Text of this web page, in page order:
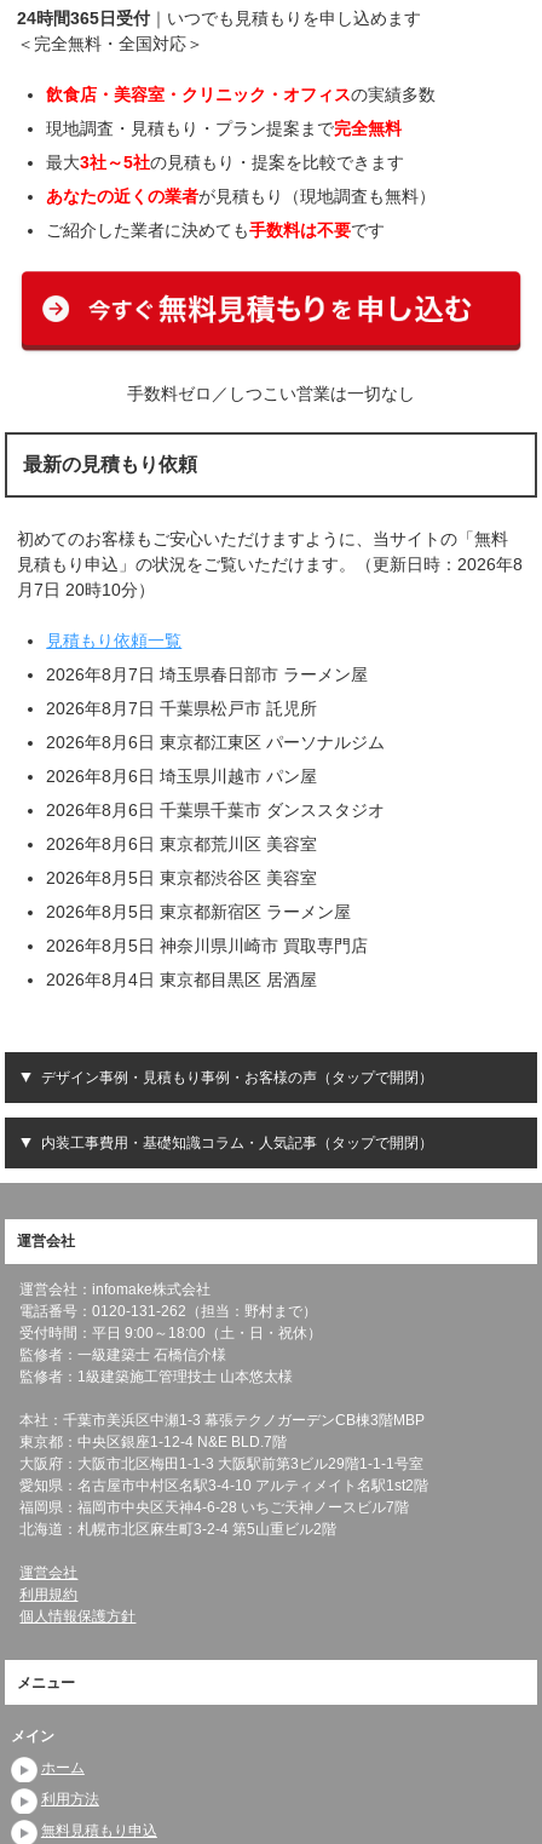
24時間365日受付 ｜いつでも見積もりを申し込めます
＜完全無料・全国対応＞
飲食店・美容室・クリニック・オフィスの実績多数
現地調査・見積もり・プラン提案まで完全無料
最大3社～5社の見積もり・提案を比較できます
あなたの近くの業者が見積もり（現地調査も無料）
ご紹介した業者に決めても手数料は不要です
手数料ゼロ／しつこい営業は一切なし
最新の見積もり依頼
初めてのお客様もご安心いただけますように、当サイトの「無料
見積もり申込」の状況をご覧いただけます。（更新日時：2026年8
月7日 20時10分）
見積もり依頼一覧
2026年8月7日 埼玉県春日部市 ラーメン屋
2026年8月7日 千葉県松戸市 託児所
2026年8月6日 東京都江東区 パーソナルジム
2026年8月6日 埼玉県川越市 パン屋
2026年8月6日 千葉県千葉市 ダンススタジオ
2026年8月6日 東京都荒川区 美容室
2026年8月5日 東京都渋谷区 美容室
2026年8月5日 東京都新宿区 ラーメン屋
2026年8月5日 神奈川県川崎市 買取専門店
2026年8月4日 東京都目黒区 居酒屋
デザイン事例・見積もり事例・お客様の声（タップで開閉）
内装工事費用・基礎知識コラム・人気記事（タップで開閉）
運営会社
運営会社：infomake株式会社
電話番号：0120-131-262（担当：野村まで）
受付時間：平日 9:00～18:00（土・日・祝休）
監修者：一級建築士 石橋信介様
監修者：1級建築施工管理技士 山本悠太様
本社：千葉市美浜区中瀬1-3 幕張テクノガーデンCB棟3階MBP
東京都：中央区銀座1-12-4 N&E BLD.7階
大阪府：大阪市北区梅田1-1-3 大阪駅前第3ビル29階1-1-1号室
愛知県：名古屋市中村区名駅3-4-10 アルティメイト名駅1st2階
福岡県：福岡市中央区天神4-6-28 いちご天神ノースビル7階
北海道：札幌市北区麻生町3-2-4 第5山重ビル2階
運営会社
利用規約
個人情報保護方針
メニュー
メイン
ホーム
利用方法
無料見積もり申込